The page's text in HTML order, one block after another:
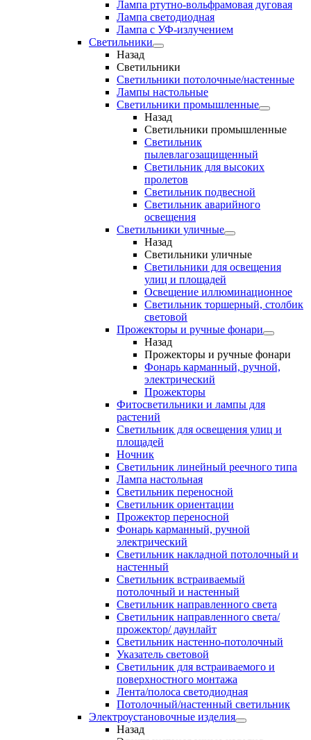
Лампа ртутно-вольфрамовая дуговая
Лампа светодиодная
Лампа с УФ-излучением
Светильники
Назад
Светильники
Светильники потолочные/настенные
Лампы настольные
Светильники промышленные
Назад
Светильники промышленные
Светильник
пылевлагозащищенный
Светильник для высоких
пролетов
Светильник подвесной
Светильник аварийного
освещения
Светильники уличные
Назад
Светильники уличные
Светильники для освещения
улиц и площадей
Освещение иллюминационное
Светильник торшерный, столбик
световой
Прожекторы и ручные фонари
Назад
Прожекторы и ручные фонари
Фонарь карманный, ручной,
электрический
Прожекторы
Фитосветильники и лампы для
растений
Светильник для освещения улиц и
площадей
Ночник
Светильник линейный реечного типа
Лампа настольная
Светильник переносной
Светильник ориентации
Прожектор переносной
Фонарь карманный, ручной
электрический
Светильник накладной потолочный и
настенный
Светильник встраиваемый
потолочный и настенный
Светильник направленного света
Светильник направленного света/
прожектор/ даунлайт
Светильник настенно-потолочный
Указатель световой
Светильник для встраиваемого и
поверхностного монтажа
Лента/полоса светодиодная
Потолочный/настенный светильник
Электроустановочные изделия
Назад